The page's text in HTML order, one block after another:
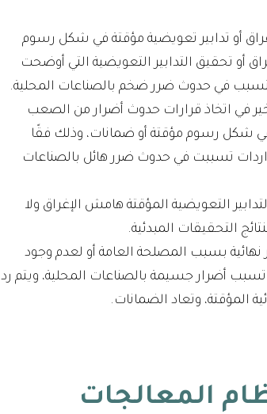
أو تدابير تعويضية مؤقتة في شكل رسوم
أو تحقيق التدابير التعويضية التي أوضحت
تتسبب في حدوث ضرر ضخم بالصناعات المحلية.
في اتخاذ قرارات حدوث أضرار من الصعب
في شكل رسوم مؤقتة أو ضمانات، وذلك فقًا
تسببت في حدوث ضرر هائل بالصناعات
التعويضية المؤقتة هامش الإغراق ولا
التحقيقات المبدئية.
بسبب المصلحة العامة أو لعدم وجود
تسبب أضرار جسيمة بالصناعات المحلية، ويتم رد
المؤقتة، وتعاد الضمانات.
المعالجات